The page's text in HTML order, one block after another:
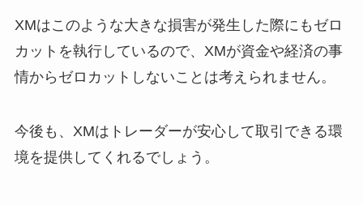
XMはこのような大きな損害が発生した際にもゼロ
カットを執行しているので、XMが資金や経済の事
情からゼロカットしないことは考えられません。
今後も、XMはトレーダーが安心して取引できる環
境を提供してくれるでしょう。